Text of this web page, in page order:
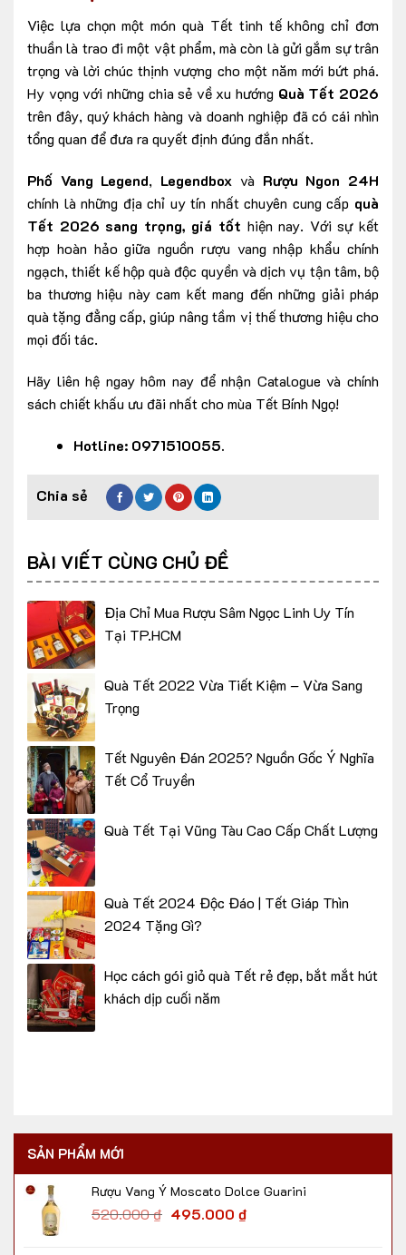
Việc lựa chọn một món quà Tết tinh tế không chỉ đơn
thuần là trao đi một vật phẩm, mà còn là gửi gắm sự trân
trọng và lời chúc thịnh vượng cho một năm mới bứt phá.
Hy vọng với những chia sẻ về xu hướng Quà Tết 2026
trên đây, quý khách hàng và doanh nghiệp đã có cái nhìn
tổng quan để đưa ra quyết định đúng đắn nhất.
Phố Vang Legend, Legendbox và Rượu Ngon 24H
chính là những địa chỉ uy tín nhất chuyên cung cấp quà
Tết 2026 sang trọng, giá tốt hiện nay. Với sự kết
hợp hoàn hảo giữa nguồn rượu vang nhập khẩu chính
ngạch, thiết kế hộp quà độc quyền và dịch vụ tận tâm, bộ
ba thương hiệu này cam kết mang đến những giải pháp
quà tặng đẳng cấp, giúp nâng tầm vị thế thương hiệu cho
mọi đối tác.
Hãy liên hệ ngay hôm nay để nhận Catalogue và chính
sách chiết khấu ưu đãi nhất cho mùa Tết Bính Ngọ!
Hotline: 0971510055.
BÀI VIẾT CÙNG CHỦ ĐỀ
Địa Chỉ Mua Rượu Sâm Ngọc Linh Uy Tín
Tại TP.HCM
Quà Tết 2022 Vừa Tiết Kiệm – Vừa Sang
Trọng
Tết Nguyên Đán 2025? Nguồn Gốc Ý Nghĩa
Tết Cổ Truyền
Quà Tết Tại Vũng Tàu Cao Cấp Chất Lượng
Quà Tết 2024 Độc Đáo | Tết Giáp Thìn
2024 Tặng Gì?
Học cách gói giỏ quà Tết rẻ đẹp, bắt mắt hút
khách dịp cuối năm
SẢN PHẨM MỚI
Rượu Vang Ý Moscato Dolce Guarini
520.000₫ 495.000 ₫